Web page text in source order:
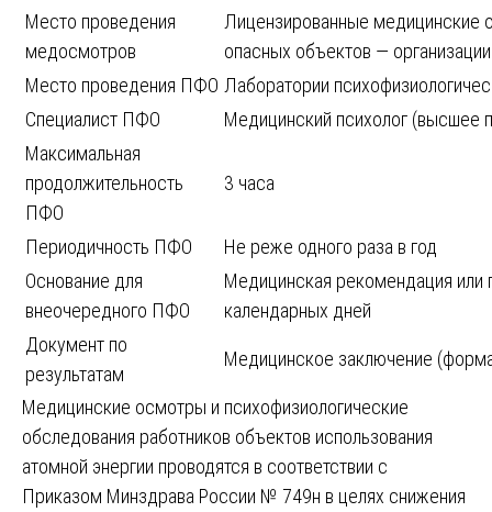
Место проведения
медосмотров
Лицензированные медицинские
опасных объектов —
Место проведения ПФО Лаборатории
Специалист ПФО
Медицинский психолог (высшее
Максимальная
продолжительность
ПФО
3 часа
Периодичность ПФО
Не реже одного раза в год
Основание для
внеочередного ПФО
Медицинская рекомендация или
календарных дней
Документ по
результатам
Медицинское заключение
Медицинские осмотры и психофизиологические
обследования работников объектов использования
атомной энергии проводятся в соответствии с
Приказом Минздрава России № 749н в целях снижения